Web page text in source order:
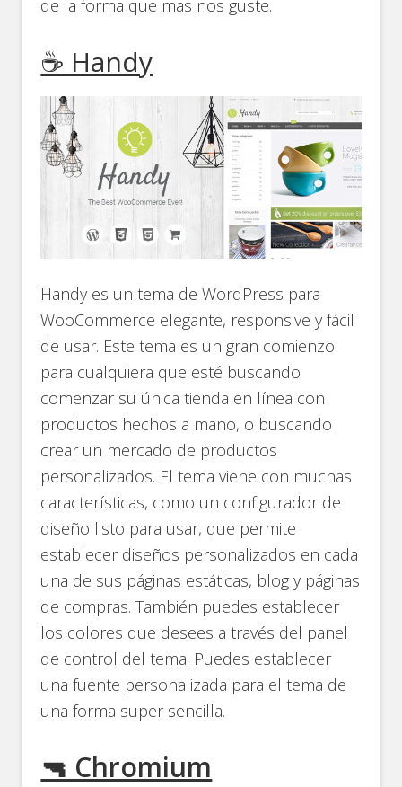
de la forma que mas nos guste.
☕ Handy
Handy es un tema de WordPress para
WooCommerce elegante, responsive y fácil
de usar. Este tema es un gran comienzo
para cualquiera que esté buscando
comenzar su única tienda en línea con
productos hechos a mano, o buscando
crear un mercado de productos
personalizados. El tema viene con muchas
características, como un configurador de
diseño listo para usar, que permite
establecer diseños personalizados en cada
una de sus páginas estáticas, blog y páginas
de compras. También puedes establecer
los colores que desees a través del panel
de control del tema. Puedes establecer
una fuente personalizada para el tema de
una forma super sencilla.
🔫 Chromium